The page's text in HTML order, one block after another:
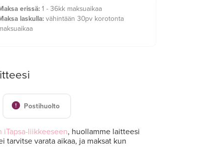
erissä:1 - 36kk maksuaikaa
laskulla:vähintään 30pv korotonta
Postihuolto
iTapsa-liikkeeseen, huollamme laitteesi
tarvitse varata aikaa, ja maksat kun